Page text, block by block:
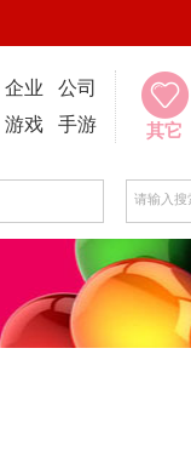
企业
公司
游戏
手游 其它